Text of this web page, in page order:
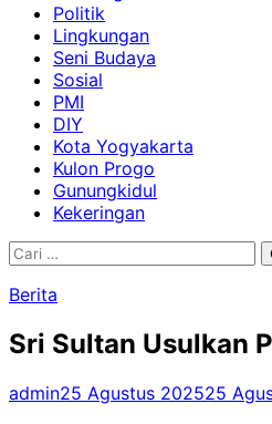
Politik
Lingkungan
Seni Budaya
Sosial
PMI
DIY
Kota Yogyakarta
Kulon Progo
Gunungkidul
Kekeringan
Cari
Berita
Sri Sultan Usulkan
admin25 Agustus 202525